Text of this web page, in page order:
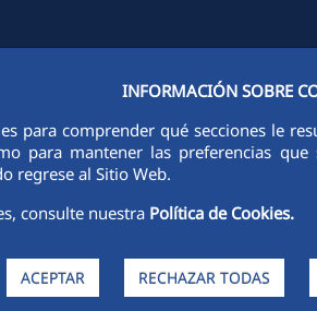
INFORMACIÓN SOBRE
para comprender qué secciones le
para mantener las preferencias
regrese al Sitio Web.
consulte nuestra Política de Cookies.
ACEPTAR RECHAZAR TODAS
E INVERSORES SOSTENIBILIDAD